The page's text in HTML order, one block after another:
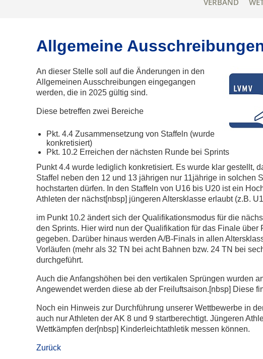
VERBAND
Allgemeine
An dieser Stelle soll auf die Änderungen in den
Allgemeinen Ausschreibungen eingegangen
werden, die in 2025 gültig sind.
Diese betreffen zwei Bereiche
Pkt. 4.4 Zusammensetzung von Staffeln (wurde
konkretisiert)
Pkt. 10.2 Erreichen der nächsten Runde bei Sprints
Punkt 4.4 wurde lediglich konkretisiert. Es wurde klar gestellt,
Staffel neben den 12 und 13 jährigen nur 11jährige in solchen
hochstarten dürfen. In den Staffeln von U16 bis U20 ist ein
Athleten der nächst[nbsp] jüngeren Altersklasse erlaubt (z.B.
im Punkt 10.2 ändert sich der Qualifikationsmodus für die
den Sprints. Hier wird nun der Qualifikation für das Finale über
gegeben. Darüber hinaus werden A/B-Finals in allen
Vorläufen (mehr als 32 TN bei acht Bahnen bzw. 24 TN bei
durchgeführt.
Auch die Anfangshöhen bei den vertikalen Sprüngen wurden
Angewendet werden diese ab der Freiluftsaison.[nbsp] Diese
Noch ein Hinweis zur Durchführung unserer Wettbewerbe in
auch nur Athleten der AK 8 und 9 startberechtigt. Jüngeren
Wettkämpfen der[nbsp] Kinderleichtathletik messen können.
Zurück